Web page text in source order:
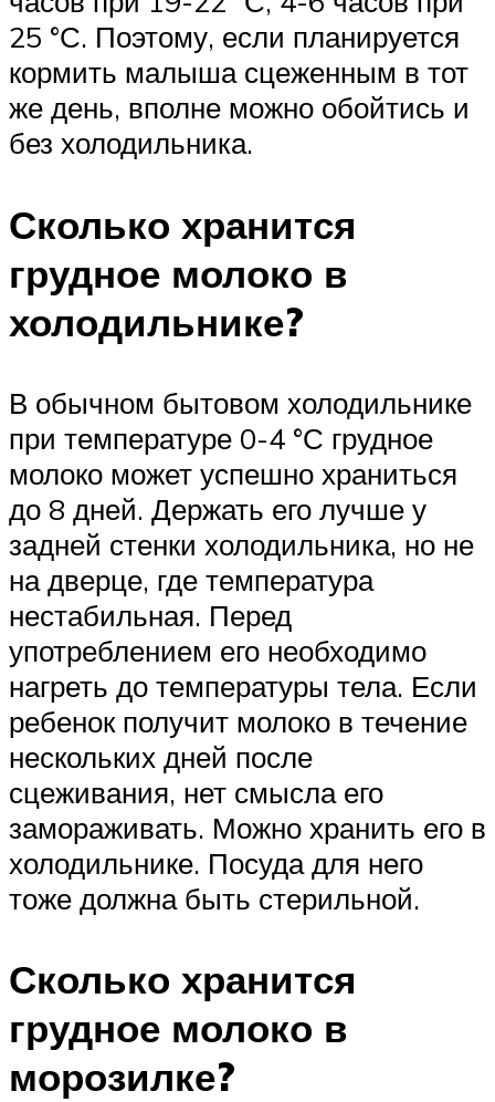
25 °С. Поэтому, если планируется
кормить малыша сцеженным в тот
же день, вполне можно обойтись и
без холодильника.
Сколько хранится
грудное молоко в
холодильнике?
В обычном бытовом холодильнике
при температуре 0-4 °С грудное
молоко может успешно храниться
до 8 дней. Держать его лучше у
задней стенки холодильника, но не
на дверце, где температура
нестабильная. Перед
употреблением его необходимо
нагреть до температуры тела. Если
ребенок получит молоко в течение
нескольких дней после
сцеживания, нет смысла его
замораживать. Можно хранить его в
холодильнике. Посуда для него
тоже должна быть стерильной.
Сколько хранится
грудное молоко в
морозилке?